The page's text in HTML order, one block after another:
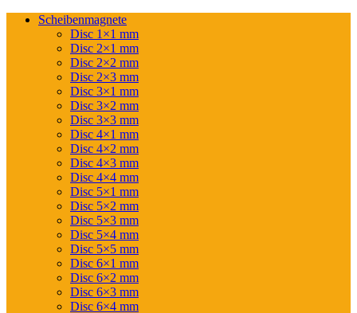
Scheibenmagnete
Disc 1×1 mm
Disc 2×1 mm
Disc 2×2 mm
Disc 2×3 mm
Disc 3×1 mm
Disc 3×2 mm
Disc 3×3 mm
Disc 4×1 mm
Disc 4×2 mm
Disc 4×3 mm
Disc 4×4 mm
Disc 5×1 mm
Disc 5×2 mm
Disc 5×3 mm
Disc 5×4 mm
Disc 5×5 mm
Disc 6×1 mm
Disc 6×2 mm
Disc 6×3 mm
Disc 6×4 mm